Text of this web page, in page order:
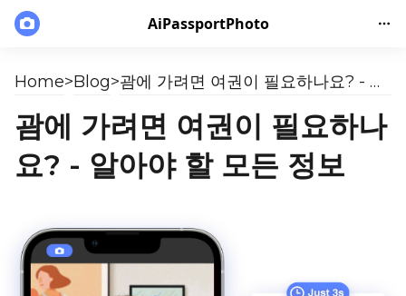
AiPassportPhoto
Home>Blog> 괌에 가려면 여권이 필요하나요? - 알아야 할 모든 정보
괌에 가려면 여권이 필요하나
요? - 알아야 할 모든 정보